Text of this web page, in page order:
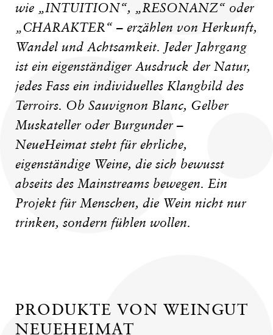
wie „INTUITION“, „RESONANZ“ oder
„CHARAKTER“ – erzählen von Herkunft,
Wandel und Achtsamkeit. Jeder Jahrgang
ist ein eigenständiger Ausdruck der Natur,
jedes Fass ein individuelles Klangbild des
Terroirs. Ob Sauvignon Blanc, Gelber
Muskateller oder Burgunder –
NeueHeimat steht für ehrliche,
eigenständige Weine, die sich bewusst
abseits des Mainstreams bewegen. Ein
Projekt für Menschen, die Wein nicht nur
trinken, sondern fühlen wollen.
PRODUKTE VON WEINGUT
NEUEHEIMAT